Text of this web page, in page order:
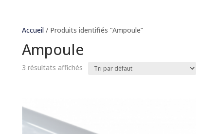
Accueil/ Produits identifiés “Ampoule”
Ampoule
3 résultats affichés